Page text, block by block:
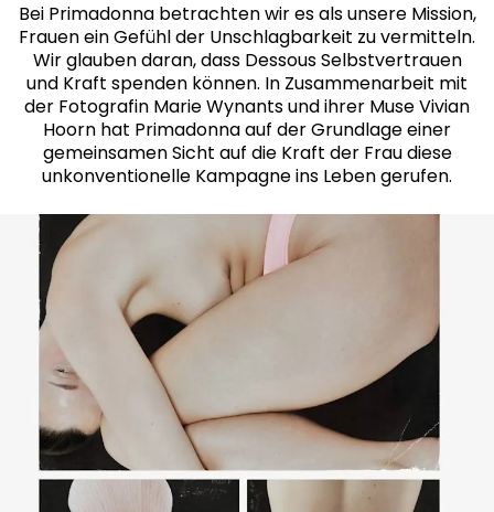
Bei Primadonna betrachten wir es als unsere Mission,
Frauen ein Gefühl der Unschlagbarkeit zu vermitteln.
Wir glauben daran, dass Dessous Selbstvertrauen
und Kraft spenden können. In Zusammenarbeit mit
der Fotografin Marie Wynants und ihrer Muse Vivian
Hoorn hat Primadonna auf der Grundlage einer
gemeinsamen Sicht auf die Kraft der Frau diese
unkonventionelle Kampagne ins Leben gerufen.​